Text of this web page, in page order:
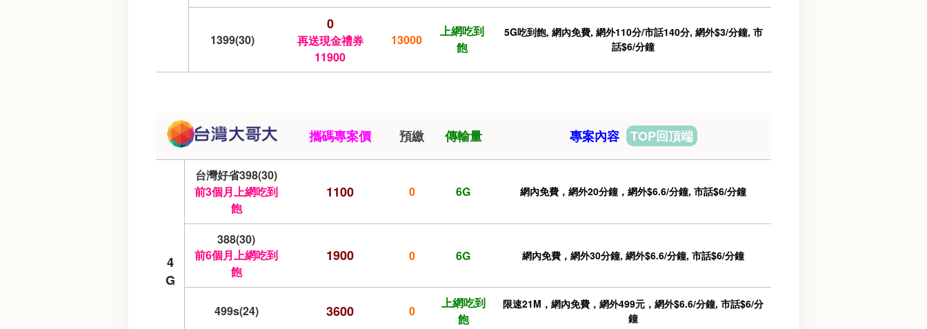
1399(30)
0
再送現金禮券
11900
13000
上網吃到
飽
5G吃到飽, 網內免費, 網外110分/市話140分, 網外$3/分鐘, 市
話$6/分鐘
攜碼專案價 預繳 傳輸量 專案內容 TOP回頂端
4
G
台灣好省398(30)
前3個月上網吃到
飽
1100 0 6G 網內免費，網外20分鐘，網外$6.6/分鐘, 市話$6/分鐘
388(30)
前6個月上網吃到
飽
1900 0 6G 網內免費，網外30分鐘, 網外$6.6/分鐘, 市話$6/分鐘
499s(24) 3600 0
上網吃到
飽
限速21M，網內免費，網外499元，網外$6.6/分鐘, 市話$6/分
鐘